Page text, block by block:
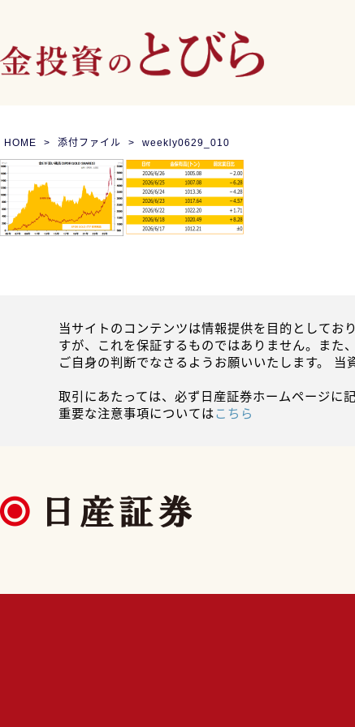
HOME 添付ファイル weekly0629_010
当サイトのコンテンツは情報提供を目的としてお
すが、これを保証するものではありません。また
ご自身の判断でなさるようお願いいたします。 当
取引にあたっては、必ず日産証券ホームページに
重要な注意事項についてはこちら